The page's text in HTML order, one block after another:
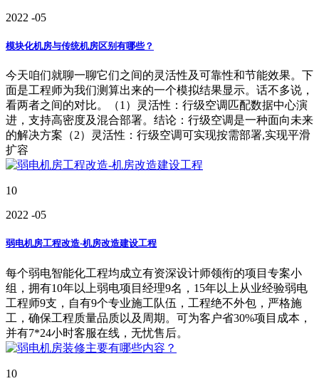
2022 -05
模块化机房与传统机房区别有哪些？
今天咱们就聊一聊它们之间的灵活性及可靠性和节能效果。下
面是工程师为我们测算出来的一个模拟结果显示。话不多说，
看两者之间的对比。（1）灵活性：行级空调匹配数据中心演
进，支持高密度及混合部署。结论：行级空调是一种面向未来
的解决方案（2）灵活性：行级空调可实现按需部署,实现平滑
扩容
10
2022 -05
弱电机房工程改造-机房改造建设工程
每个弱电智能化工程均成立有资深设计师领衔的项目专案小
组，拥有10年以上弱电项目经理9名，15年以上从业经验弱电
工程师9支，自有9个专业施工队伍，工程绝不外包，严格施
工，确保工程质量品质以及周期。可为客户省30%项目成本，
并有7*24小时客服在线，无忧售后。
10